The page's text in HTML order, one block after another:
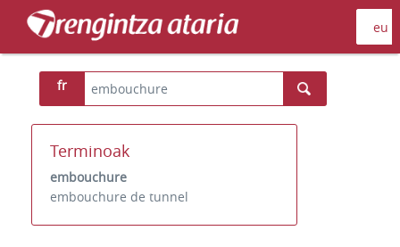
fr
Terminoak
embouchure
embouchure de tunnel